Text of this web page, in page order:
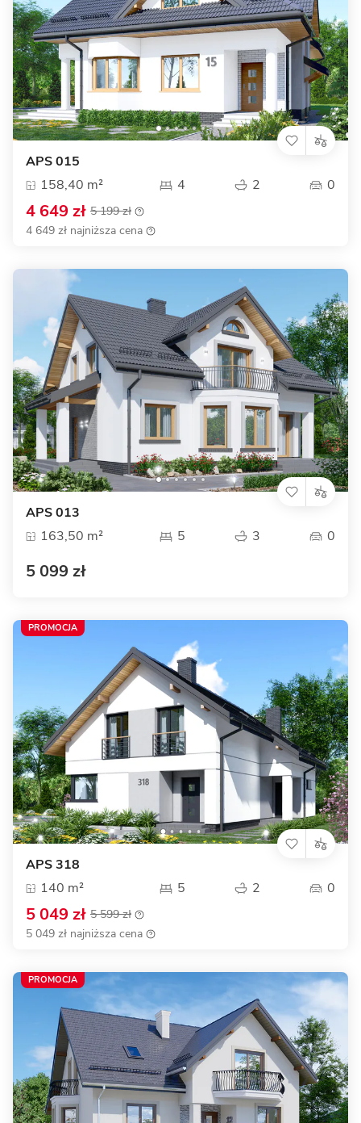
APS 015
158,40 m²
4 2 0
4 649 zł 5 199 zł
4 649 zł najniższa cena
APS 013
163,50 m²
5 3 0
5 099 zł
APS 318
140 m²
5 2 0
5 049 zł 5 599 zł
5 049 zł najniższa cena
PROMOCJA
PROMOCJA